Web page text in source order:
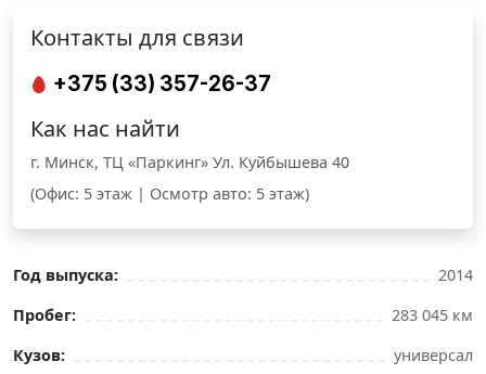
Контакты для связи
+375 (33) 357-26-37
Как нас найти
г. Минск, ТЦ «Паркинг» Ул. Куйбышева 40
(Офис: 5 этаж | Осмотр авто: 5 этаж)
Год выпуска:
2014
Пробег:
283 045 км
Кузов:
универсал